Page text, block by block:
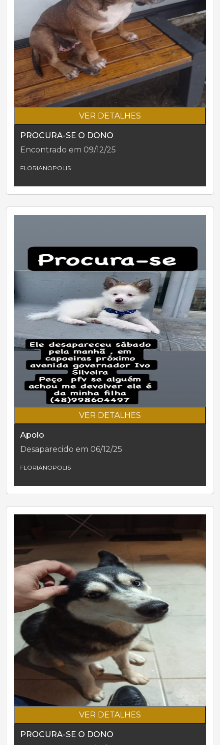
VER DETALHES
PROCURA-SE O DONO
Encontrado em 09/12/25
FLORIANOPOLIS
VER DETALHES
Apolo
Desaparecido em 06/12/25
FLORIANOPOLIS
VER DETALHES
PROCURA-SE O DONO